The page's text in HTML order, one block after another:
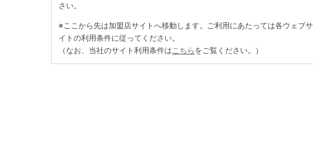
さい。
※ここから先は加盟店サイトへ移動します。ご利用にあたっては各ウェブサ
イトの利用条件に従ってください。
（なお、当社のサイト利用条件はこちらをご覧ください。）